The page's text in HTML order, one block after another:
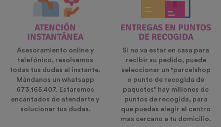
ATENCIÓN
INSTANTÁNEA
Asesoramiento online y
telefónico, resolvemos
todas tus dudas al instante.
Mándanos un whatsapp
673.165.407. Estaremos
encantados de atenderte y
solucionar tus dudas.
ENTREGAS EN PUNTOS
DE RECOGIDA
Si no va estar en casa para
recibir su pedido, puede
seleccionar un "parcelshop
o punto de recogida de
paquetes" hay millones de
puntos de recogida, para
que puedas elegir el centro
mas cercano a tu domicilio.